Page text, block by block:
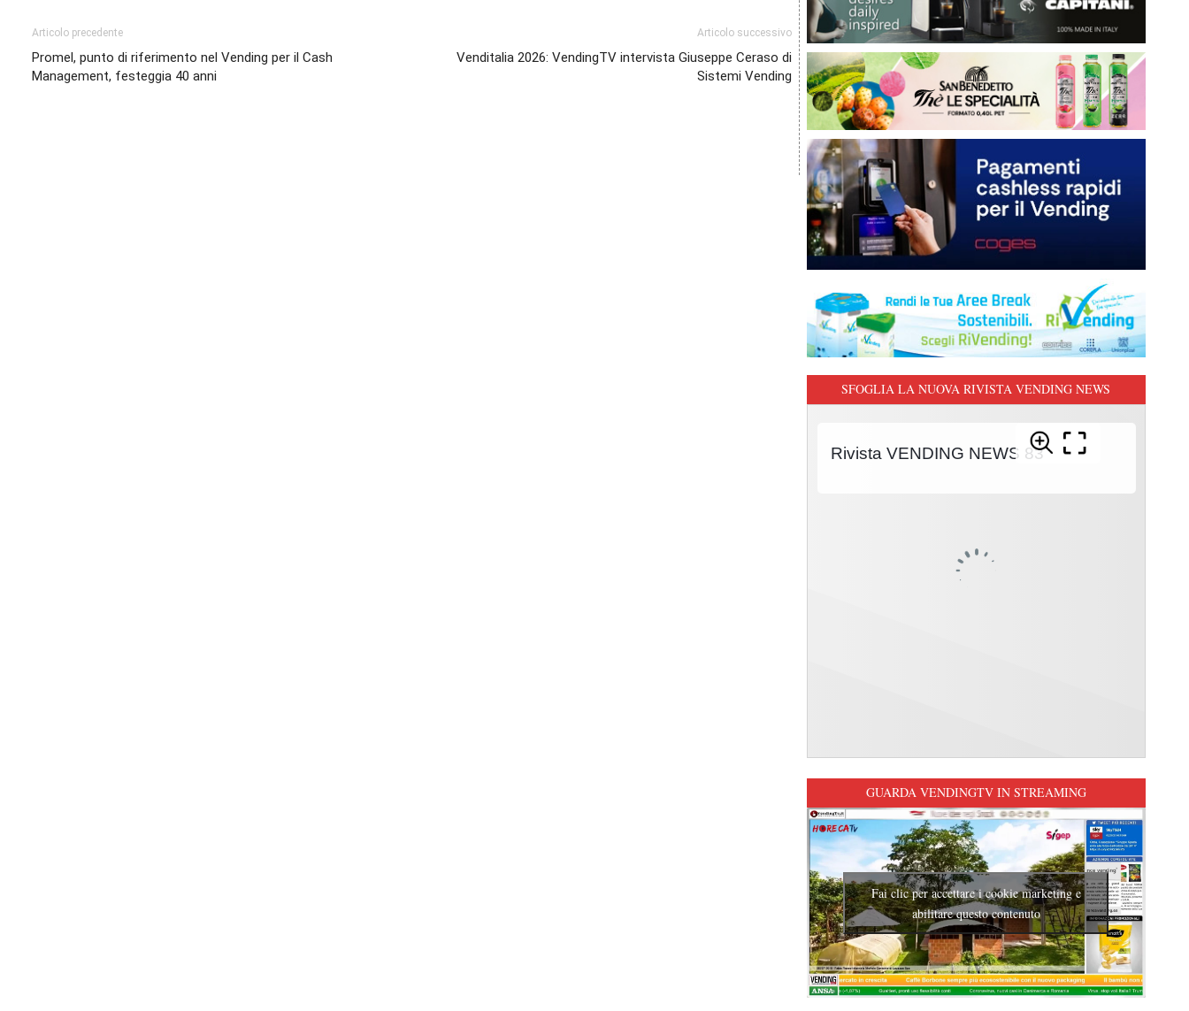
Articolo precedente
Promel, punto di riferimento nel Vending per il Cash
Management, festeggia 40 anni
Articolo successivo
Venditalia 2026: VendingTV intervista Giuseppe Ceraso di
Sistemi Vending
SFOGLIA LA NUOVA RIVISTA VENDING NEWS
GUARDA VENDINGTV IN STREAMING
Fai clic per accettare i cookie marketing e
abilitare questo contenuto